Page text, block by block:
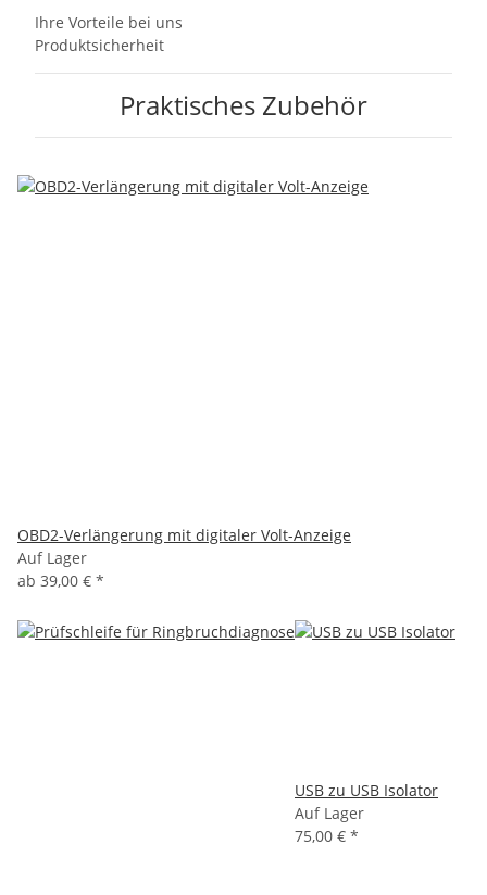
Ihre Vorteile bei uns
Produktsicherheit
Praktisches Zubehör
OBD2-Verlängerung mit digitaler Volt-Anzeige
Auf Lager
ab 39,00 € *
USB zu USB Isolator
Auf Lager
75,00 € *